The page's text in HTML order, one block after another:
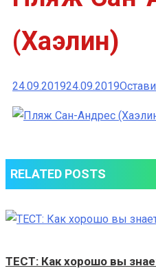
(Хаэлин)
24.09.201924.09.2019
RELATED POSTS
ТЕСТ: Как хорошо вы